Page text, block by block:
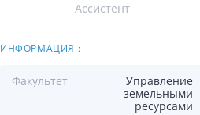
Aссистент
ИНФОРМАЦИЯ :
Факультет
Управление
земельными
ресурсами